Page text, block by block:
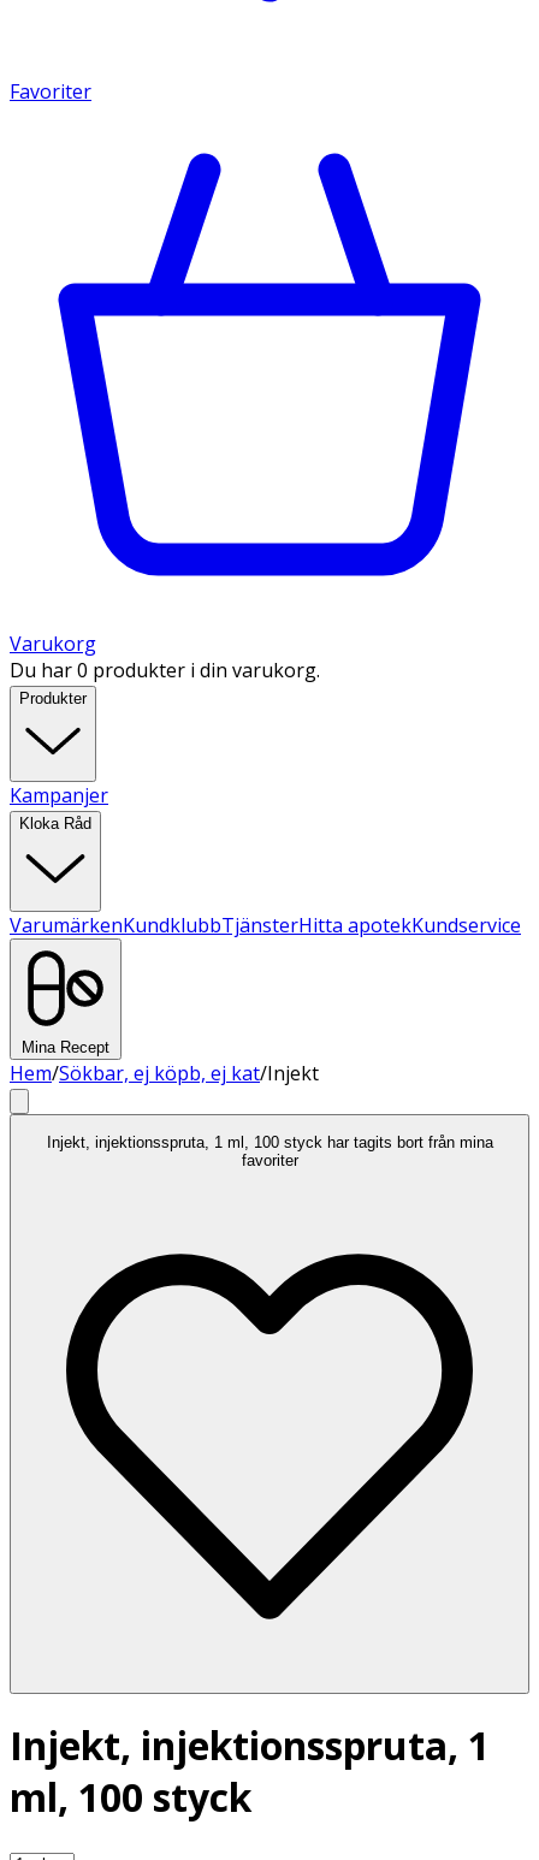
Favoriter
Varukorg
Du har 0 produkter i din varukorg.
Produkter
Kampanjer
Kloka Råd
VarumärkenKundklubbTjänsterHitta apotekKundservice
Mina Recept
Hem/Sökbar, ej köpb, ej kat/Injekt
Injekt, injektionsspruta, 1 ml, 100 styck har tagits bort från mina
favoriter
Injekt, injektionsspruta, 1
ml, 100 styck